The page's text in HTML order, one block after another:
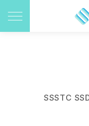
SSSTC